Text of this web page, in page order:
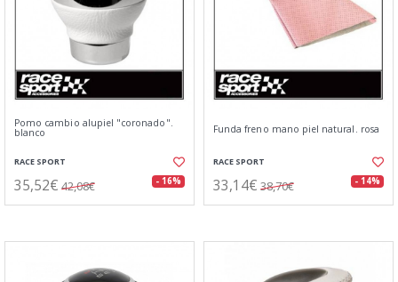
Pomo cambio alupiel "coronado".
blanco
RACE SPORT
35,52€ 42,08€ - 16%
Funda freno mano piel natural. rosa
RACE SPORT
33,14€ 38,70€ - 14%